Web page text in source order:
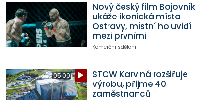
Nový český film Bojovník
ukáže ikonická místa
Ostravy, místní ho uvidí
mezi prvními
Komerční sdělení
05:00
STOW Karviná rozšiřuje
výrobu, přijme 40
zaměstnanců